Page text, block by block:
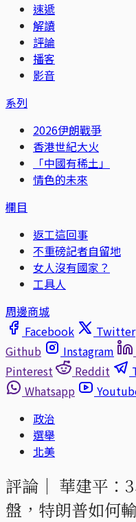
速遞
解讀
評論
播客
影音
系列
2026伊朗戰爭
香港世紀大火
「中國有稀土」
情色的未來
欄目
返工這回事
不重磅記者自留地
女人沒有國家？
工具人
周邊商城
Facebook
Twitter
Github
Instagram
Pinterest
Reddit
Whatsapp
政治
選舉
北美
評論｜ 華建平：
盤，特朗普如何